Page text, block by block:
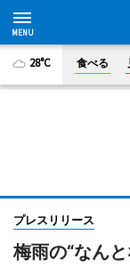
28°C 食べる
プレスリリース
梅雨の“なん